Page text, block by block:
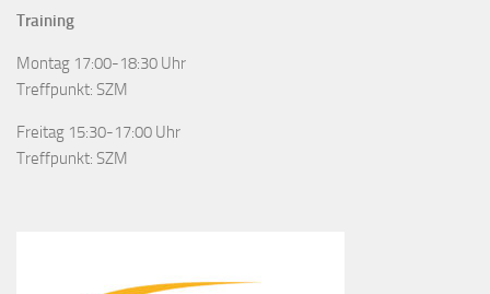
Training
Montag 17:00-18:30 Uhr
Treffpunkt: SZM
Freitag 15:30-17:00 Uhr
Treffpunkt: SZM